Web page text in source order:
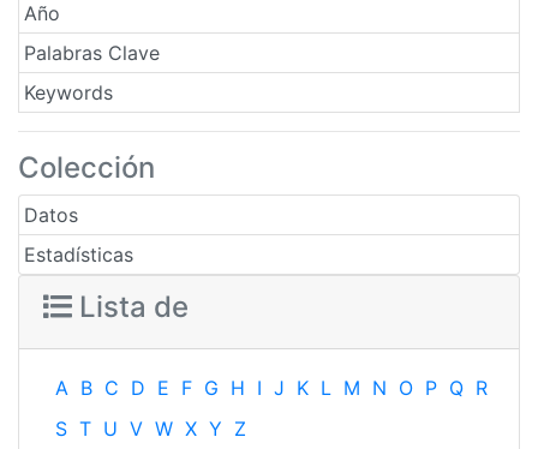
Año
Palabras Clave
Keywords
Colección
Datos
Estadísticas
Lista de
A B C D E F G H I J K L M N O P Q R
S T U V W X Y Z